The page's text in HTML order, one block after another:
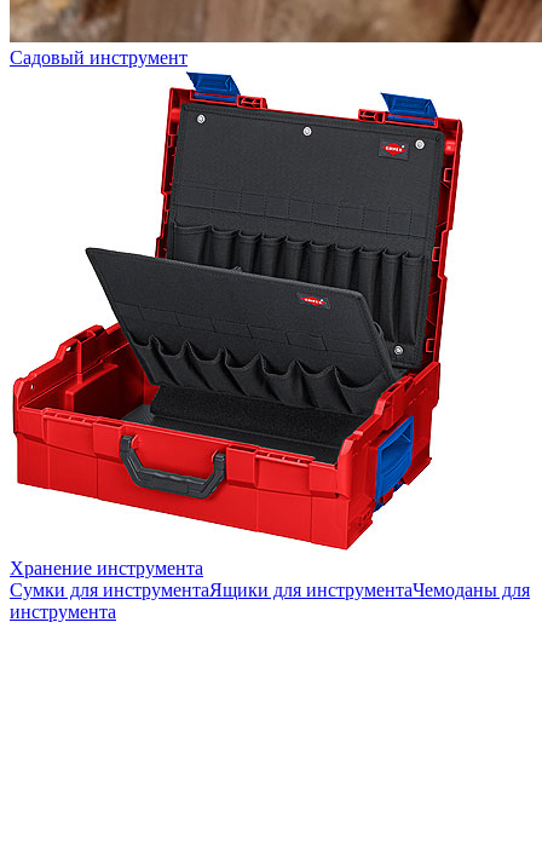
Садовый инструмент
Хранение инструмента
Сумки для инструментаЯщики для инструментаЧемоданы для
инструмента